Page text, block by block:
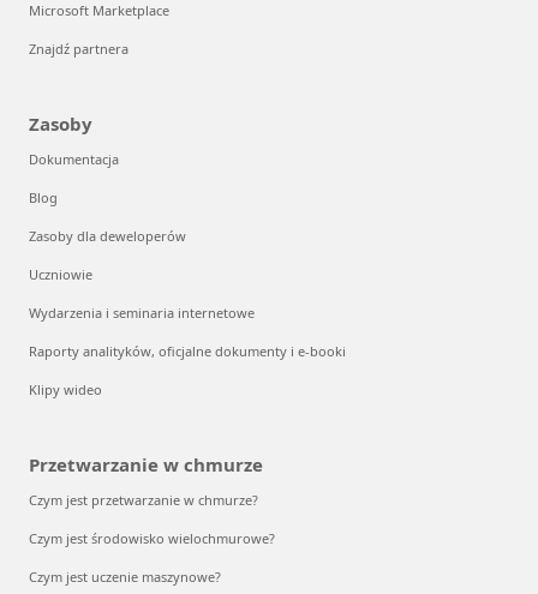
Microsoft Marketplace
Znajdź partnera
Zasoby
Dokumentacja
Blog
Zasoby dla deweloperów
Uczniowie
Wydarzenia i seminaria internetowe
Raporty analityków, oficjalne dokumenty i e-booki
Klipy wideo
Przetwarzanie w chmurze
Czym jest przetwarzanie w chmurze?
Czym jest środowisko wielochmurowe?
Czym jest uczenie maszynowe?